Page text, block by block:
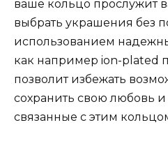
ваше кольцо прослужит
выбрать украшения без
использованием
как например ion-plated
позволит избежать
сохранить свою любовь
связанные с этим